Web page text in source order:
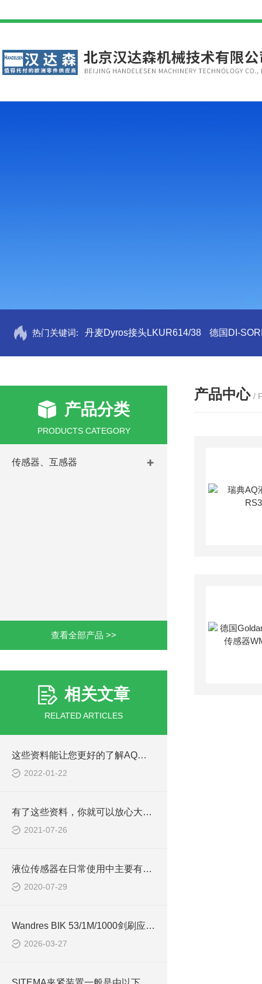
热门关键词: 丹麦Dyros接头LKUR614/38 德国DI-
产品分类
PRODUCTS CATEGORY
传感器、互感器
查看全部产品 >>
相关文章
RELATED ARTICLES
这些资料能让您更好的了解AQ艾科液位传感器
2022-01-22
有了这些资料，你就可以放心大胆的安装AQ艾科液位传感器
2021-07-26
液位传感器在日常使用中主要有三种类型
2020-07-29
Wandres BIK 53/1M/1000剑刷应用于汽车制造领域
2026-03-27
产品中心 /